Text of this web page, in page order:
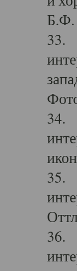
Б.Ф.
33.
34.
35.
36.